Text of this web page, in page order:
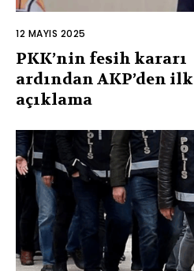
12 MAYIS 2025
PKK’nin fesih kararı
ardından AKP’den ilk
açıklama